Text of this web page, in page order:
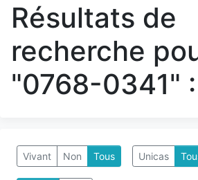
Résultats de
recherche
"0768-0341"
Vivant Non Tous Unicas